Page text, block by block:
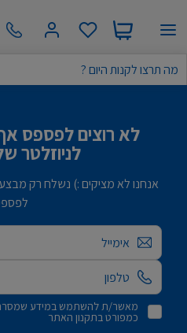
לא רוצים לפספס
לניוזלטר
אנחנו לא מציקים :) נשלח רק
אימייל
מאשר/ת להשתמש במידע שמסרתי
כמפורט בתקנון האתר